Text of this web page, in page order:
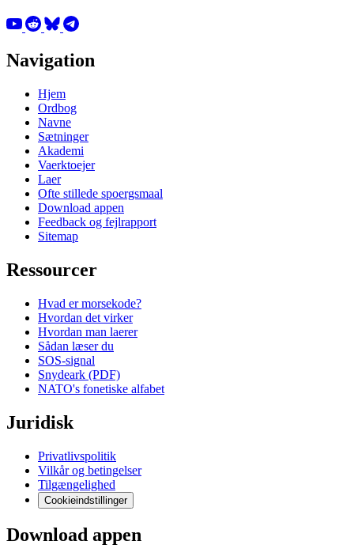
Navigation
Hjem
Ordbog
Navne
Sætninger
Akademi
Vaerktoejer
Laer
Ofte stillede spoergsmaal
Download appen
Feedback og fejlrapport
Sitemap
Ressourcer
Hvad er morsekode?
Hvordan det virker
Hvordan man laerer
Sådan læser du
SOS-signal
Snydeark (PDF)
NATO's fonetiske alfabet
Juridisk
Privatlivspolitik
Vilkår og betingelser
Tilgængelighed
Cookieindstillinger
Download appen